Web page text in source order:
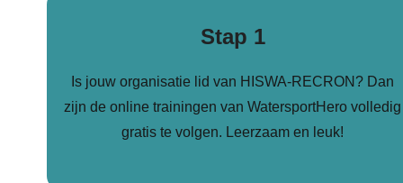
Stap 1
Is jouw organisatie lid van HISWA-RECRON? Dan
zijn de online trainingen van WatersportHero volledig
gratis te volgen. Leerzaam en leuk!